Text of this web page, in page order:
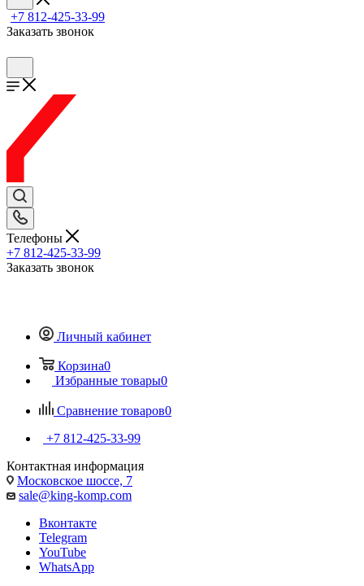
+7 812-425-33-99
Заказать звонок
Телефоны
+7 812-425-33-99
Заказать звонок
Личный кабинет
Корзина0
Избранные товары0
Сравнение товаров0
+7 812-425-33-99
Контактная информация
Московское шоссе, 7
sale@king-komp.com
Вконтакте
Telegram
YouTube
WhatsApp